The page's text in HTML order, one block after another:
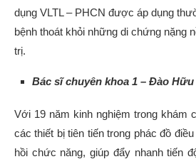
dụng VLTL – PHCN được áp dụng
bệnh thoát khỏi những di chứng nặng
trị.
Bác sĩ chuyên khoa 1 – Đào
Với 19 năm kinh nghiệm trong khám
các thiết bị tiên tiến trong phác đồ
hồi chức năng, giúp đẩy nhanh tiến